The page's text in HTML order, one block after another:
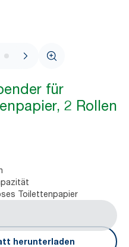
für
2 Rollen
Toilettenpapier
herunterladen